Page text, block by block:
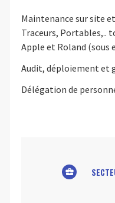
Maintenance sur site
Traceurs, Portables,..
Apple et Roland (sous
Audit, déploiement et
Délégation de
business_center